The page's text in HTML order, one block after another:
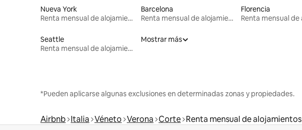
Nueva York
Renta mensual de alojamientos
Barcelona
Renta mensual de alojamientos
Florencia
Seattle
Renta mensual de alojamientos
Mostrar más
*Pueden aplicarse algunas exclusiones en determinadas zonas y propiedades.
Airbnb Italia Véneto Verona Corte Renta mensual de alojamientos